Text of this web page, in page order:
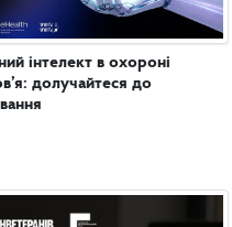
інтелект в охороні
долучайтеся до